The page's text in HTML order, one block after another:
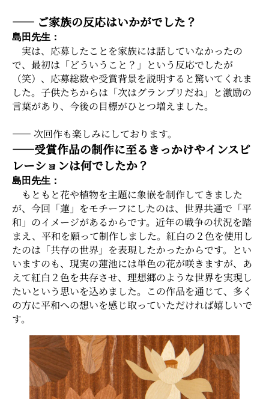
―― ご家族の反応はいかがでした？
島田先生：
実は、応募したことを家族には話していなかったの
で、最初は「どういうこと？」という反応でしたが
（笑）、応募総数や受賞背景を説明すると驚いてくれま
した。子供たちからは「次はグランプリだね」と激励の
言葉があり、今後の目標がひとつ増えました。
―― 次回作も楽しみにしております。
――受賞作品の制作に至るきっかけやインスピ
レーションは何でしたか？
島田先生：
もともと花や植物を主題に象嵌を制作してきました
が、今回「蓮」をモチーフにしたのは、世界共通で「平
和」のイメージがあるからです。近年の戦争の状況を踏
まえ、平和を願って制作しました。紅白の２色を使用し
たのは「共存の世界」を表現したかったからです。とい
いますのも、現実の蓮池には単色の花が咲きますが、あ
えて紅白２色を共存させ、理想郷のような世界を実現し
たいという思いを込めました。この作品を通じて、多く
の方に平和への想いを感じ取っていただければ嬉しいで
す。